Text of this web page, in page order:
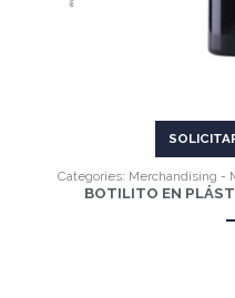
Categories: Merchandising -
BOTILITO EN